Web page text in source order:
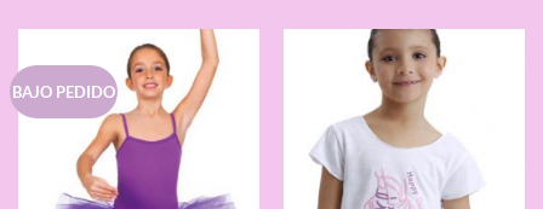
BAJO PEDIDO